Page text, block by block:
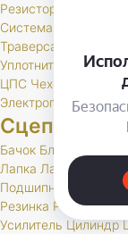
Резистор
Система
Траверса
Уплотнитель
Установ
ЦПС Чехол
Электропривод
Сцепление
Бачок Блок
Лапка Лапки
Подшипник
Поршень
Резинка Рычаг
Усилитель Цилиндр